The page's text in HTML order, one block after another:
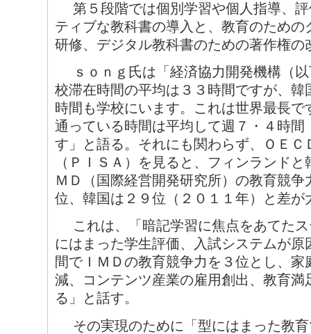
第５段階では個別学習や個人指導、評
ティブな教科書の導入と、教育のため
研修、デジタル教科書のための著作権の
ｓｏｎｇ氏は「経済協力開発機構（以
校滞在時間の平均は３３時間ですが、
時間も学校にいます。これは世界最長
通っている時間は平均して週７・４時
す」と語る。それにも関わらず、ＯＥ
（ＰＩＳＡ）を見ると、フィンランド
ＭＤ（国際経営開発研究所）の教育競
位、韓国は２９位（２０１１年）と差が
これは、「暗記学習に焦点をあてたス
にはまった学生評価、入試システムが
間でＩＭＤの教育競争力を３位とし、
減、コンテンツ産業の雇用創出、教育
る」と話す。
その実現のために「型にはまった教育